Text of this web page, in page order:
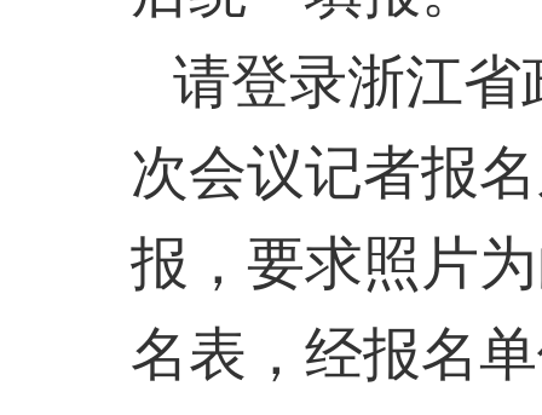
请登录浙江省
次会议记者报
报，要求照片
名表，经报名